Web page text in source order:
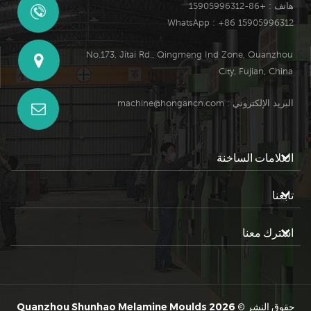
هاتف : +86-15905996312
WhatsApp : +86 15905996312
No.173, Jitai Rd., Qingmeng Ind Zone, Quanzhou
City, Fujian, China
البريد الإلكتروني : machine@hongancn.com
العلامات الساخنة
تابعنا
اشترك معنا
حقوق النشر © 2026 Quanzhou Shunhao Melamine Moulds